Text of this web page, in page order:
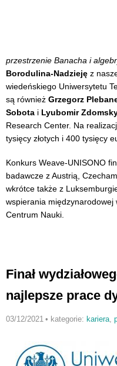
przestrzenie Banacha i
Borodulina-Nadzieję z
wiedeńskiego Uniwersytetu
są również Grzegorz
Sobota i Lyubomir
Research Center. Na
tysięcy złotych i 400 tysięcy
Konkurs Weave-UNISONO
badawcze z Austrią,
wkrótce także z
wspierania międzynarodowej
Centrum Nauki.
Finał
najlepsze prace
03/12/2021 • kategorie: kariera,